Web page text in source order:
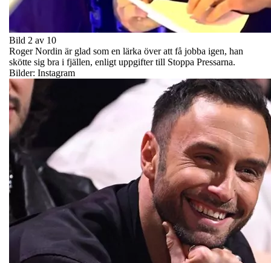
Bild 2 av 10
Roger Nordin är glad som en lärka över att få jobba igen, han
skötte sig bra i fjällen, enligt uppgifter till Stoppa Pressarna.
Bilder: Instagram